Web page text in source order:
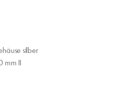
silber
mm II